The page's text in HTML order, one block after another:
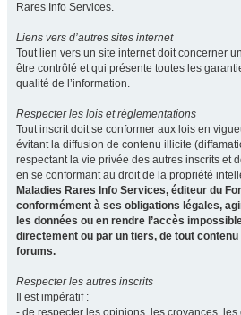
Rares Info Services.
Liens vers d’autres sites internet
Tout lien vers un site internet doit concerner
être contrôlé et qui présente toutes les
qualité de l’information.
Respecter les lois et réglementations
Tout inscrit doit se conformer aux lois en
évitant la diffusion de contenu illicite
respectant la vie privée des autres inscrits et
en se conformant au droit de la propriété
Maladies Rares Info Services, éditeur du
conformément à ses obligations légales,
les données ou en rendre l’accès
directement ou par un tiers, de tout
forums.
Respecter les autres inscrits
Il est impératif :
- de respecter les opinions, les croyances,